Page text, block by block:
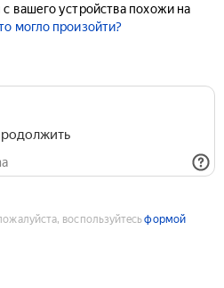
вашего устройства похожи на
могло произойти?
воспользуйтесьформой